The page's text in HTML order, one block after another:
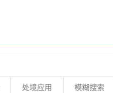
处境应用 模糊搜索